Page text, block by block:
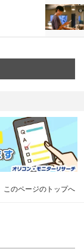
このページのトップへ